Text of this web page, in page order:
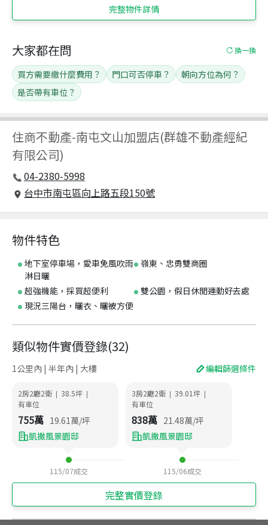
完整物件詳情
住商不動產-南屯文山加盟店(群雄不動產經紀
有限公司)
04-2380-5998
台中市南屯區向上路五段150號
大家都在問 換一換
買方需要繳什麼費用？ 門口可否停車？
朝向方位為何？
是否帶有車位？
物件特色
地下室停車場，愛車免風吹雨
淋日曬
嶺東、忠勇雙商圈
超強機能，採買超便利
雙公園，假日休閒運動好去處
現況三陽台，曬衣、曬被方便
類似物件實價登錄(32)
1公里內 | 半年內 | 大樓 編輯篩選條件
2房2廳2衛 | 38.5坪 |
有車位
755萬 19.61萬/坪
凱撒風景園邸
115/07成交
3房2廳2衛 | 39.01坪 |
有車位
838萬 21.48萬/坪
凱撒風景園邸
115/06成交
完整實價登錄